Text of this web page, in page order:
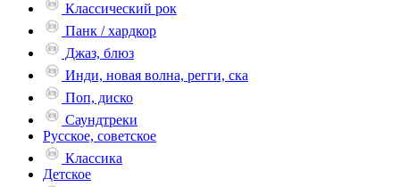
Классический рок
Панк / хардкор
Джаз, блюз
Инди, новая волна, регги, ска
Поп, диско
Саундтреки
Русское, советское
Классика
Детское